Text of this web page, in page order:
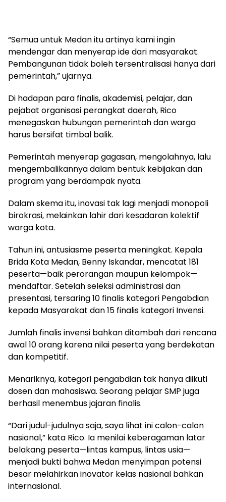
“Semua untuk Medan itu artinya kami ingin
mendengar dan menyerap ide dari masyarakat.
Pembangunan tidak boleh tersentralisasi hanya dari
pemerintah,” ujarnya.
Di hadapan para finalis, akademisi, pelajar, dan
pejabat organisasi perangkat daerah, Rico
menegaskan hubungan pemerintah dan warga
harus bersifat timbal balik.
Pemerintah menyerap gagasan, mengolahnya, lalu
mengembalikannya dalam bentuk kebijakan dan
program yang berdampak nyata.
Dalam skema itu, inovasi tak lagi menjadi monopoli
birokrasi, melainkan lahir dari kesadaran kolektif
warga kota.
Tahun ini, antusiasme peserta meningkat. Kepala
Brida Kota Medan, Benny Iskandar, mencatat 181
peserta—baik perorangan maupun kelompok—
mendaftar. Setelah seleksi administrasi dan
presentasi, tersaring 10 finalis kategori Pengabdian
kepada Masyarakat dan 15 finalis kategori Invensi.
Jumlah finalis invensi bahkan ditambah dari rencana
awal 10 orang karena nilai peserta yang berdekatan
dan kompetitif.
Menariknya, kategori pengabdian tak hanya diikuti
dosen dan mahasiswa. Seorang pelajar SMP juga
berhasil menembus jajaran finalis.
“Dari judul-judulnya saja, saya lihat ini calon-calon
nasional,” kata Rico. Ia menilai keberagaman latar
belakang peserta—lintas kampus, lintas usia—
menjadi bukti bahwa Medan menyimpan potensi
besar melahirkan inovator kelas nasional bahkan
internasional.